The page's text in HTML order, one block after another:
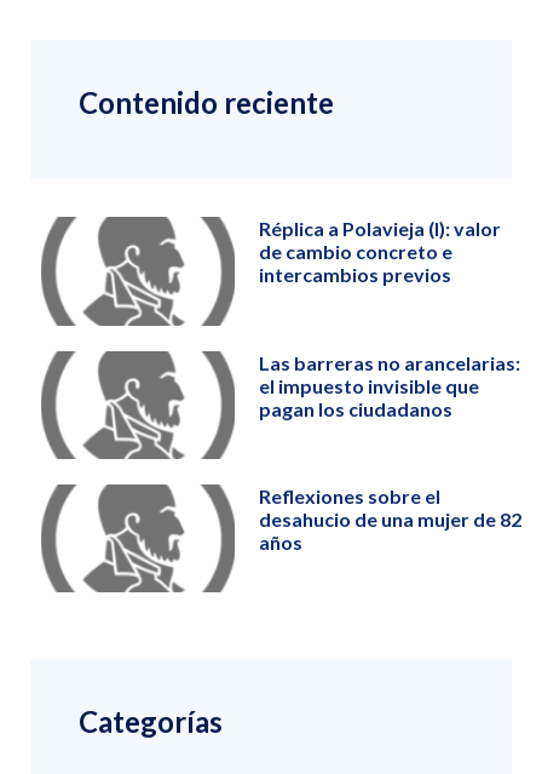
Contenido reciente
Réplica a Polavieja (I): valor
de cambio concreto e
intercambios previos
Las barreras no arancelarias:
el impuesto invisible que
pagan los ciudadanos
Reflexiones sobre el
desahucio de una mujer de 82
años
Categorías